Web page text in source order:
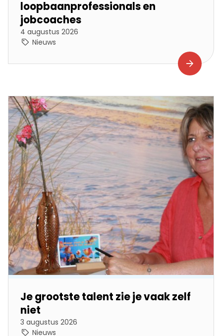
loopbaanprofessionals en
jobcoaches
4 augustus 2026
Nieuws
Je grootste talent zie je vaak zelf
niet
3 augustus 2026
Nieuws